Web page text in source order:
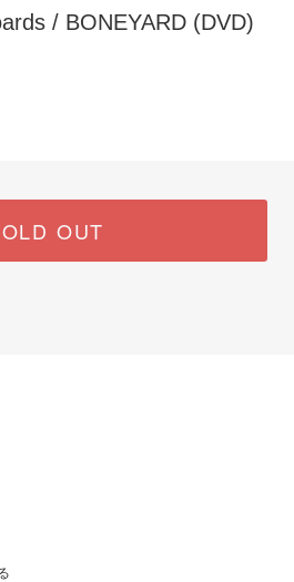
/ BONEYARD (DVD)
OUT